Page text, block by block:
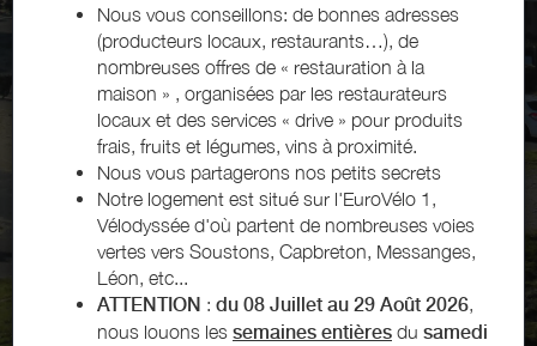
Nous vous conseillons: de bonnes adresses
(producteurs locaux, restaurants…), de
nombreuses offres de « restauration à la
maison » , organisées par les restaurateurs
locaux et des services « drive » pour produits
frais, fruits et légumes, vins à proximité.
Nous vous partagerons nos petits secrets
Notre logement est situé sur l'EuroVélo 1,
Vélodyssée d'où partent de nombreuses voies
vertes vers Soustons, Capbreton, Messanges,
Léon, etc...
ATTENTION : du 08 Juillet au 29 Août 2026,
nous louons les semaines entières du samedi